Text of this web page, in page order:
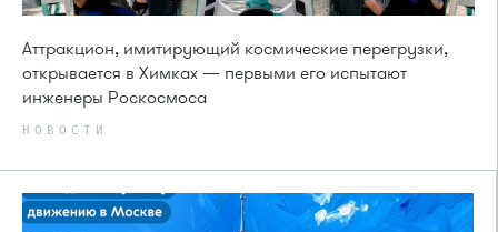
Аттракцион, имитирующий космические перегрузки,
открывается в Химках — первыми его испытают
инженеры Роскосмоса
НОВОСТИ